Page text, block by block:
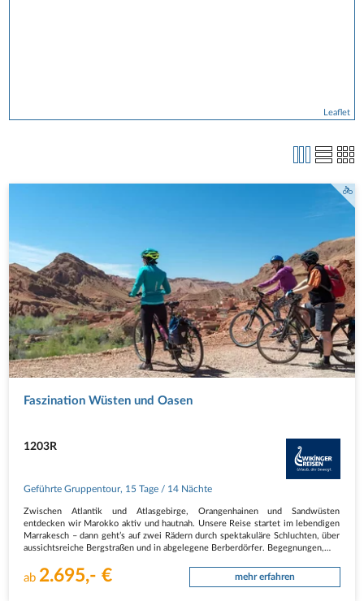
Leaflet
Faszination Wüsten und Oasen
1203R
Geführte Gruppentour, 15 Tage / 14 Nächte
Zwischen Atlantik und Atlasgebirge, Orangenhainen und Sandwüsten
entdecken wir Marokko aktiv und hautnah. Unsere Reise startet im lebendigen
Marrakesch – dann geht’s auf zwei Rädern durch spektakuläre Schluchten, über
aussichtsreiche Bergstraßen und in abgelegene Berberdörfer. Begegnungen,…
ab 2.695,- € mehr erfahren